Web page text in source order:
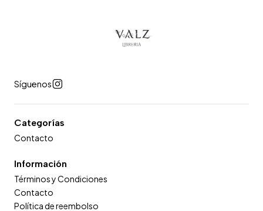
Síguenos
Categorías
Contacto
Información
Términos y Condiciones
Contacto
Política de reembolso